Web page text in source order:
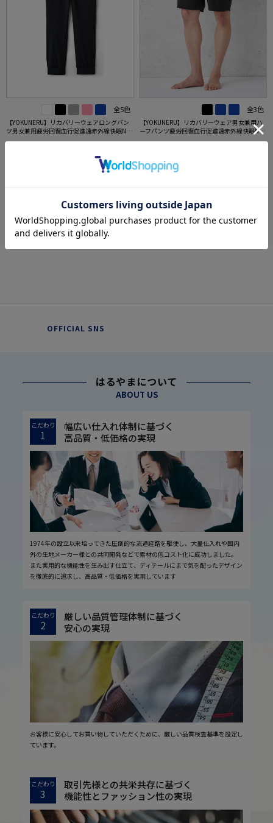
全5色
【YOKUNERU】リカバリーウェアロングパン
ツ男女兼用疲労回復血行促進遠赤外線快眠NA
NOMIX(R)【一般医療機器】SS～LLサイズ
価格：7,450円
全3色
【YOKUNERU】リカバリーウェア男女兼用ハ
ーフパンツ疲労回復血行促進遠赤外線快眠NA
NOMIX(R)【一般医療機器】SS～LLサイズ
価格：6,950円
more
OFFICIAL SNS
はるやまについて
ABOUT US
こだわり
1
幅広い仕入れ体制に基づく
高品質・低価格の実現
1974年の設立以来培ってきた圧倒的な流通経路を駆使し、大量仕入れや国内
外の生地メーカー様との共同開発などで素材の低コスト化に成功しました。
また実用的な機能性を生み出す仕立て、ディテールにまで気を配ったデザイン
を徹底的に追求し、高品質・低価格を実現しています
こだわり
2
厳しい品質管理体制に基づく
安心の実現
お客様に安心してお買い物していただくために、厳しい品質検査基準を設定し
ています。
こだわり
3
取引先様との共栄共存に基づく
機能性とファッション性の実現